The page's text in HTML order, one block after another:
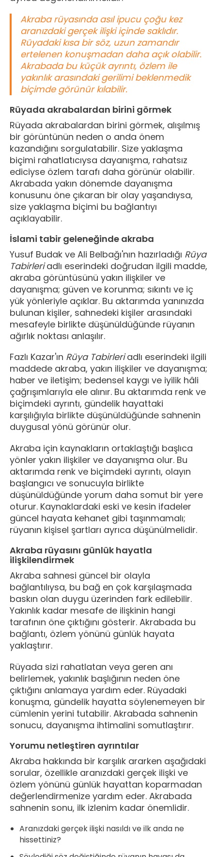
Akraba rüyasında asıl ipucu çoğu kez
aranızdaki gerçek ilişki içinde saklıdır.
Rüyadaki kısa bir söz, uzun zamandır
ertelenen konuşmadan daha açık olabilir.
Akrabada bu küçük ayrıntı, özlem ile
yakınlık arasındaki gerilimi beklenmedik
biçimde görünür kılabilir.
Rüyada akrabalardan birini görmek
Rüyada akrabalardan birini görmek, alışılmış
bir görüntünün neden o anda önem
kazandığını sorgulatabilir. Size yaklaşma
biçimi rahatlatıcıysa dayanışma, rahatsız
ediciyse özlem tarafı daha görünür olabilir.
Akrabada yakın dönemde dayanışma
konusunu öne çıkaran bir olay yaşandıysa,
size yaklaşma biçimi bu bağlantıyı
açıklayabilir.
İslami tabir geleneğinde akraba
Yusuf Budak ve Ali Belbağı'nın hazırladığı Rüya
Tabirleriadlı eserindeki doğrudan ilgili madde,
akraba görüntüsünü yakın ilişkiler ve
dayanışma; güven ve korunma; sıkıntı ve iç
yük yönleriyle açıklar. Bu aktarımda yanınızda
bulunan kişiler, sahnedeki kişiler arasındaki
mesafeyle birlikte düşünüldüğünde rüyanın
ağırlık noktası anlaşılır.
Fazlı Kazar'ın Rüya Tabirleriadlı eserindeki ilgili
maddede akraba, yakın ilişkiler ve dayanışma;
haber ve iletişim; bedensel kaygı ve iyilik hâli
çağrışımlarıyla ele alınır. Bu aktarımda renk ve
biçimdeki ayrıntı, gündelik hayattaki
karşılığıyla birlikte düşünüldüğünde sahnenin
duygusal yönü görünür olur.
Akraba için kaynakların ortaklaştığı başlıca
yönler yakın ilişkiler ve dayanışma olur. Bu
aktarımda renk ve biçimdeki ayrıntı, olayın
başlangıcı ve sonucuyla birlikte
düşünüldüğünde yorum daha somut bir yere
oturur. Kaynaklardaki eski ve kesin ifadeler
güncel hayata kehanet gibi taşınmamalı;
rüyanın kişisel şartları ayrıca düşünülmelidir.
Akraba rüyasını günlük hayatla
ilişkilendirmek
Akraba sahnesi güncel bir olayla
bağlantılıysa, bu bağ en çok karşılaşmada
baskın olan duygu üzerinden fark edilebilir.
Yakınlık kadar mesafe de ilişkinin hangi
tarafının öne çıktığını gösterir. Akrabada bu
bağlantı, özlem yönünü günlük hayata
yaklaştırır.
Rüyada sizi rahatlatan veya geren anı
belirlemek, yakınlık başlığının neden öne
çıktığını anlamaya yardım eder. Rüyadaki
konuşma, gündelik hayatta söylenemeyen bir
cümlenin yerini tutabilir. Akrabada sahnenin
sonucu, dayanışma ihtimalini somutlaştırır.
Yorumu netleştiren ayrıntılar
Akraba hakkında bir karşılık ararken aşağıdaki
sorular, özellikle aranızdaki gerçek ilişki ve
özlem yönünü günlük hayattan koparmadan
değerlendirmenize yardım eder. Akrabada
sahnenin sonu, ilk izlenim kadar önemlidir.
Aranızdaki gerçek ilişki nasıldı ve ilk anda ne
hissettiniz?